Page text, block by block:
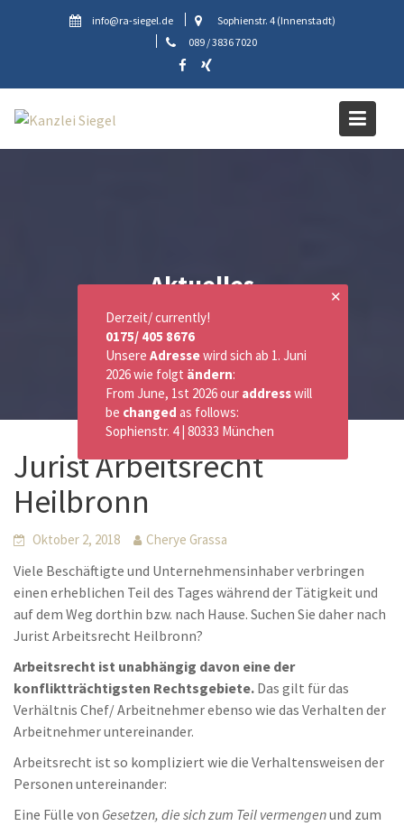
info@ra-siegel.de
Sophienstr. 4 (Innenstadt)
089 / 3836 7020
Aktuelles
Jurist Arbeitsrecht
Heilbronn
Oktober 2, 2018 Cherye Grassa
Viele Beschäftigte und Unternehmensinhaber verbringen
einen erheblichen Teil des Tages während der Tätigkeit und
auf dem Weg dorthin bzw. nach Hause. Suchen Sie daher nach
Jurist Arbeitsrecht Heilbronn?
Arbeitsrecht ist unabhängig davon eine der
konfliktträchtigsten Rechtsgebiete. Das gilt für das
Verhältnis Chef/ Arbeitnehmer ebenso wie das Verhalten der
Arbeitnehmer untereinander.
Arbeitsrecht ist so kompliziert wie die Verhaltensweisen der
Personen untereinander:
Eine Fülle von Gesetzen, die sich zum Teil vermengenund zum
✕
Derzeit/ currently!
0175/ 405 8676
Unsere Adressewird sich ab 1. Juni
2026 wie folgt ändern:
From June, 1st 2026 our addresswill
be changed as follows:
Sophienstr. 4 | 80333 München